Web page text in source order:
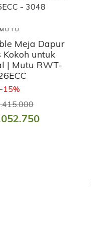
Produk
MUTU
Meja Dapur
Kokoh untuk
| Mutu RWT-
-15%